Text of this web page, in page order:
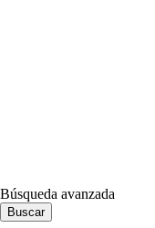
Búsqueda avanzada
Buscar